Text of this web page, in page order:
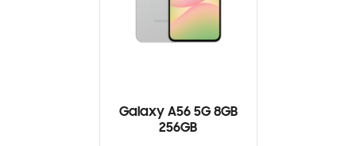
Galaxy A56 5G 8GB
256GB